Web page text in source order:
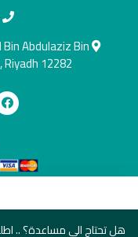
Abdulaziz Bin
12282
2021
هل تحتاج الى مساعدة؟ ..